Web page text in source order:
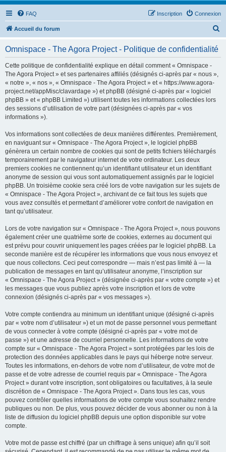
FAQ Connexion
Inscription
Accueil du forum
Omnispace - The Agora Project - Politique de confidentialité
Cette politique de confidentialité explique en détail comment « Omnispace -
The Agora Project » et ses partenaires affiliés (désignés ci-après par « nous »,
« notre », « nos », « Omnispace - The Agora Project » et « https://www.agora-
project.net/appMisc/clavardage ») et phpBB (désigné ci-après par « logiciel
phpBB » et « phpBB Limited ») utilisent toutes les informations collectées lors
des sessions d’utilisation de votre part (désignées ci-après par « vos
informations »).
Vos informations sont collectées de deux manières différentes. Premièrement,
en naviguant sur « Omnispace - The Agora Project », le logiciel phpBB
génèrera un certain nombre de cookies qui sont de petits fichiers téléchargés
temporairement par le navigateur internet de votre ordinateur. Les deux
premiers cookies ne contiennent qu’un identifiant utilisateur et un identifiant
anonyme de session qui vous sont automatiquement assignés par le logiciel
phpBB. Un troisième cookie sera créé lors de votre navigation sur les sujets de
« Omnispace - The Agora Project », archivant de ce fait tous les sujets que
vous avez consultés et permettant d’améliorer votre confort de navigation en
tant qu’utilisateur.
Lors de votre navigation sur « Omnispace - The Agora Project », nous pouvons
également créer une quatrième sorte de cookies, externes au document qui
est prévu pour couvrir uniquement les pages créées par le logiciel phpBB. La
seconde manière est de récupérer les informations que vous nous envoyez et
que nous collectons. Ceci peut correspondre — mais n’est pas limité à — la
publication de messages en tant qu’utilisateur anonyme, l’inscription sur
« Omnispace - The Agora Project » (désignée ci-après par « votre compte ») et
les messages que vous publiez après votre inscription et lors de votre
connexion (désignés ci-après par « vos messages »).
Votre compte contiendra au minimum un identifiant unique (désigné ci-après
par « votre nom d’utilisateur ») et un mot de passe personnel vous permettant
de vous connecter à votre compte (désigné ci-après par « votre mot de
passe ») et une adresse de courriel personnelle. Les informations de votre
compte sur « Omnispace - The Agora Project » sont protégées par les lois de
protection des données applicables dans le pays qui héberge notre serveur.
Toutes les informations, en-dehors de votre nom d’utilisateur, de votre mot de
passe et de votre adresse de courriel requis par « Omnispace - The Agora
Project » durant votre inscription, sont obligatoires ou facultatives, à la seule
discrétion de « Omnispace - The Agora Project ». Dans tous les cas, vous
pouvez contrôler quelles informations de votre compte vous souhaitez rendre
publiques ou non. De plus, vous pouvez décider de vous abonner ou non à la
liste de diffusion du logiciel phpBB depuis une option disponible sur votre
compte.
Votre mot de passe est chiffré (par un chiffrage à sens unique) afin qu’il soit